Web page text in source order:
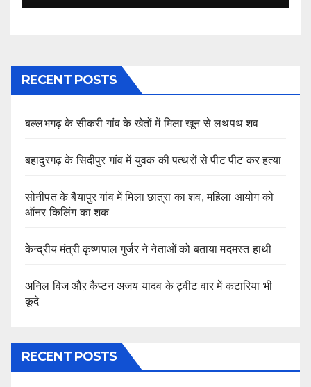
RECENT POSTS
बल्लभगढ़ के सीकरी गांव के खेतों में मिला खून से लथपथ शव
बहादुरगढ़ के सिदीपुर गांव में युवक की पत्थरों से पीट पीट कर हत्या
सोनीपत के बैयापुर गांव में मिला छात्रा का शव, महिला आयोग को
ऑनर किलिंग का शक
केन्द्रीय मंत्री कृष्णपाल गुर्जर ने नेताओं को बताया मदमस्त हाथी
अनिल विज औऱ कैप्टन अजय यादव के ट्वीट वार में कटारिया भी
कूदे
RECENT POSTS